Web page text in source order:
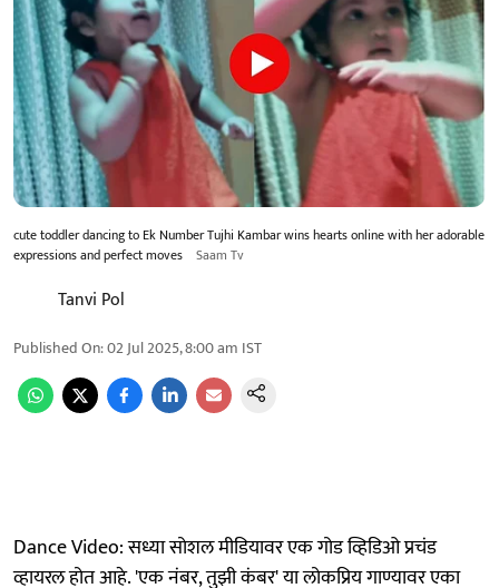
cute toddler dancing to Ek Number Tujhi Kambar wins hearts online with her adorable
expressions and perfect moves Saam Tv
Tanvi Pol
Published On:02 Jul 2025, 8:00 am IST
Dance Video: सध्या सोशल मीडियावर एक गोड व्हिडिओ प्रचंड
व्हायरल होत आहे. 'एक नंबर, तुझी कंबर' या लोकप्रिय गाण्यावर एका